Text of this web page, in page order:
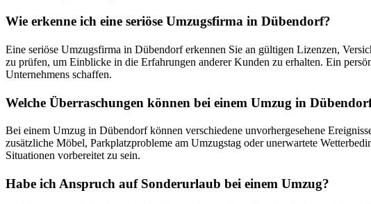
Wie erkenne ich eine seriöse Umzugsfirma in Dübendorf?
Eine seriöse Umzugsfirma in Dübendorf erkennen Sie an gültigen Lizenzen,
zu prüfen, um Einblicke in die Erfahrungen anderer Kunden zu erhalten. Ein
Unternehmens schaffen.
Welche Überraschungen können bei einem Umzug in
Bei einem Umzug in Dübendorf können verschiedene unvorhergesehene
zusätzliche Möbel, Parkplatzprobleme am Umzugstag oder unerwartete
Situationen vorbereitet zu sein.
Habe ich Anspruch auf Sonderurlaub bei einem Umzug?